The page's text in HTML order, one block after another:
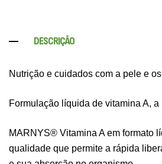
DESCRIÇÃO
Nutrição e cuidados com a pele e
Formulação líquida de vitamina A,
MARNYS® Vitamina A em formato
qualidade que permite a rápida